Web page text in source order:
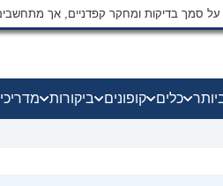
על סמך בדיקות ומחקר קפדניים, אך
כלים קופונים ביקורות